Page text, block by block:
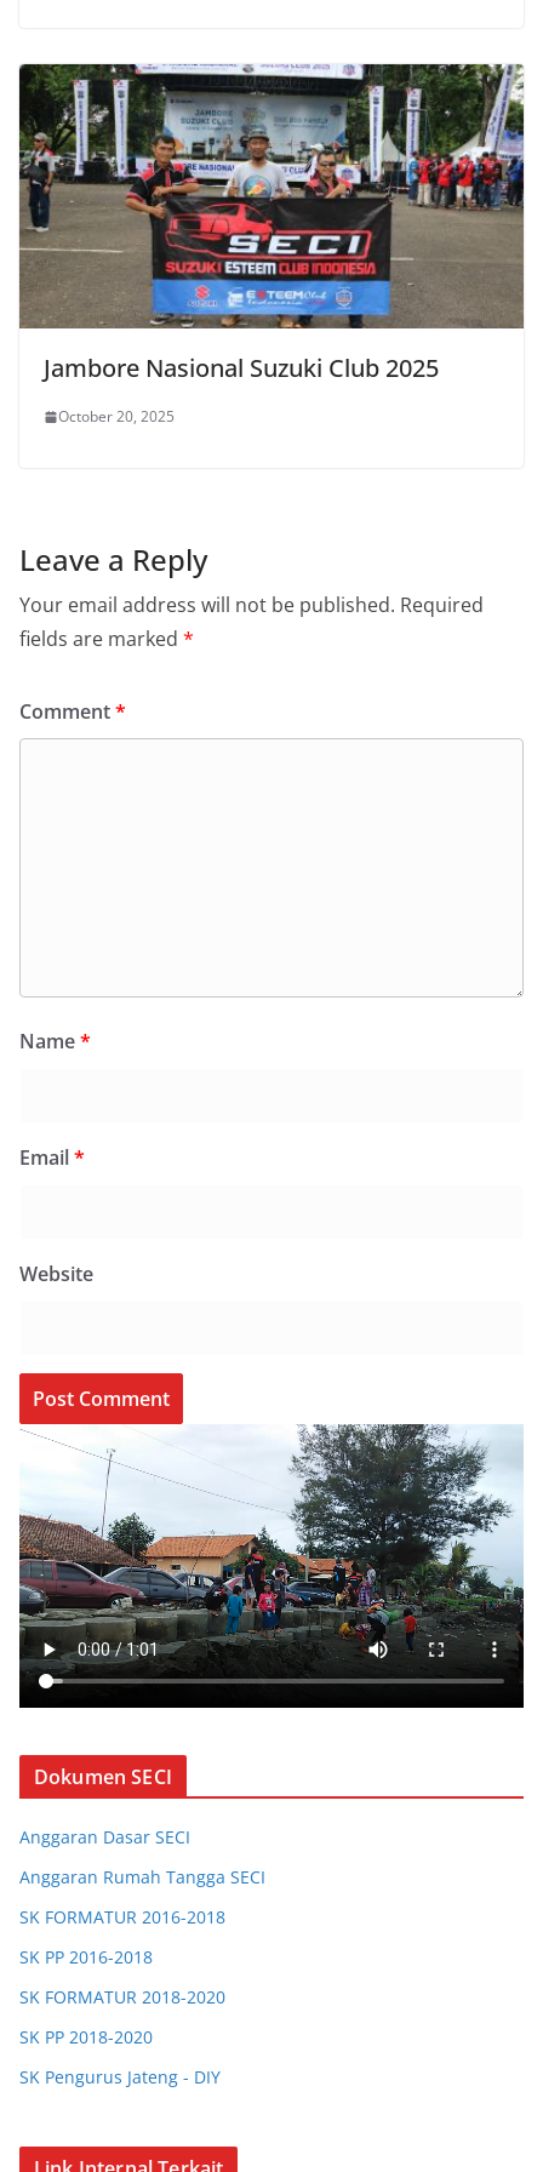
Jambore Nasional Suzuki Club 2025
October 20, 2025
Leave a Reply
Your email address will not be published. Required
fields are marked *
Comment*
Name*
Email*
Website
Dokumen SECI
Anggaran Dasar SECI
Anggaran Rumah Tangga SECI
SK FORMATUR 2016-2018
SK PP 2016-2018
SK FORMATUR 2018-2020
SK PP 2018-2020
SK Pengurus Jateng - DIY
SK Chapter Bandung